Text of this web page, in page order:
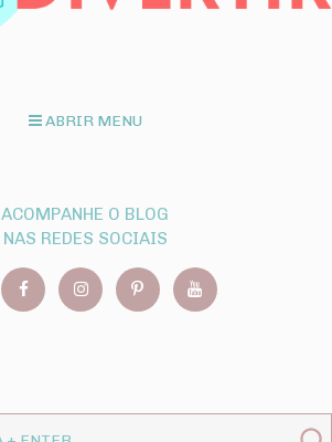
ABRIR MENU
ACOMPANHE O BLOG
NAS REDES SOCIAIS